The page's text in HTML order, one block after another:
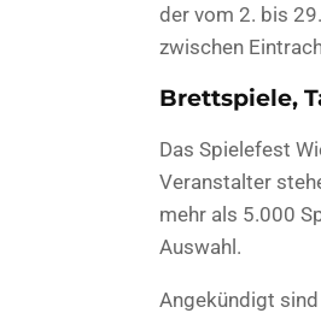
der vom 2. bis
zwischen
Brettspiele,
Das Spielefest
Veranstalter
mehr als 5.000
Auswahl.
Angekündigt